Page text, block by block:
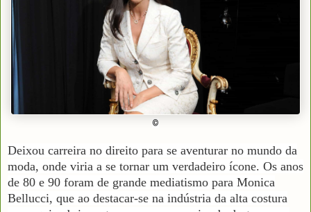
©
Deixou carreira no direito para se aventurar no mundo da
moda, onde viria a se tornar um verdadeiro ícone. Os anos
de 80 e 90 foram de grande mediatismo para Monica
Bellucci, que ao destacar-se na indústria da alta costura